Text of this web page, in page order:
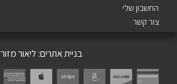
החשבון שלי
צור קשר
בניית אתרים: ליאור מזור